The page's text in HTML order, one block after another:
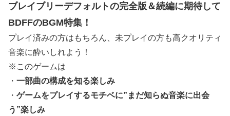
ブレイブリーデフォルトの完全版＆続編に期待して
BDFFのBGM特集！
プレイ済みの方はもちろん、未プレイの方も高クオリティ
音楽に酔いしれよう！
※このゲームは
・ 一部曲の構成を知る楽しみ
・ ゲームをプレイするモチベに”まだ知らぬ音楽に出会
う”楽しみ